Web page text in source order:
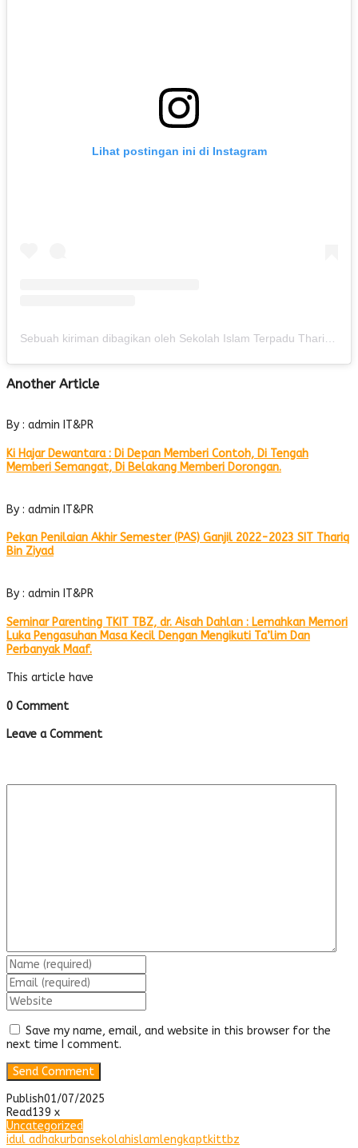
Lihat postingan ini di Instagram
Another Article
By : admin IT&PR
Ki Hajar Dewantara : Di Depan Memberi Contoh, Di Tengah
Memberi Semangat, Di Belakang Memberi Dorongan.
By : admin IT&PR
Pekan Penilaian Akhir Semester (PAS) Ganjil 2022-2023 SIT Thariq
Bin Ziyad
By : admin IT&PR
Seminar Parenting TKIT TBZ, dr. Aisah Dahlan : Lemahkan Memori
Luka Pengasuhan Masa Kecil Dengan Mengikuti Ta’lim Dan
Perbanyak Maaf.
This article have
0 Comment
Leave a Comment
Save my name, email, and website in this browser for the
next time I comment.
Publish01/07/2025
Read139 x
Uncategorized
idul adhakurbansekolahislamlengkaptkittbz